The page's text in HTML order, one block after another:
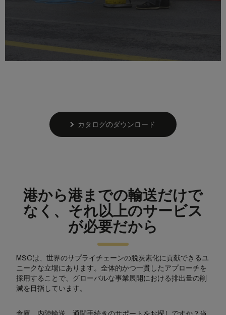
カタログのダウンロード
港から港までの輸送だけで
なく、それ以上のサービス
が必要だから
MSCは、世界のサプライチェーンの脱炭素化に貢献できるユ
ニークな立場にあります。全体的かつ一貫したアプローチを
採用することで、グローバルな事業展開における排出量の削
減を目指しています。